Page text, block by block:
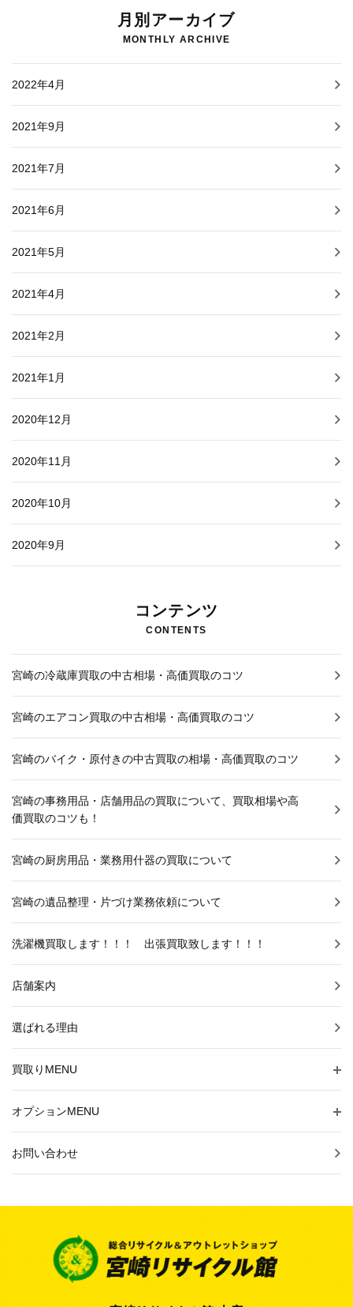
月別アーカイブ
MONTHLY ARCHIVE
2022年4月
2021年9月
2021年7月
2021年6月
2021年5月
2021年4月
2021年2月
2021年1月
2020年12月
2020年11月
2020年10月
2020年9月
コンテンツ
CONTENTS
宮崎の冷蔵庫買取の中古相場・高価買取のコツ
宮崎のエアコン買取の中古相場・高価買取のコツ
宮崎のバイク・原付きの中古買取の相場・高価買取のコツ
宮崎の事務用品・店舗用品の買取について、買取相場や高
価買取のコツも！
宮崎の厨房用品・業務用什器の買取について
宮崎の遺品整理・片づけ業務依頼について
洗濯機買取します！！！ 出張買取致します！！！
店舗案内
選ばれる理由
買取りMENU
オプションMENU
お問い合わせ